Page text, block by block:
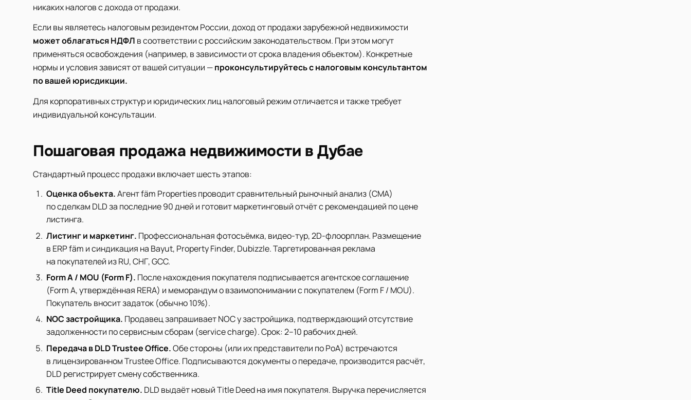
никаких налогов с дохода от продажи.
Если вы являетесь налоговым резидентом России, доход от продажи зарубежной недвижимости
может облагаться НДФЛ в соответствии с российским законодательством. При этом могут
применяться освобождения (например, в зависимости от срока владения объектом). Конкретные
нормы и условия зависят от вашей ситуации —проконсультируйтесь с налоговым консультантом
по вашей юрисдикции.
Для корпоративных структур и юридических лиц налоговый режим отличается и также требует
индивидуальной консультации.
Пошаговая продажа недвижимости в Дубае
Стандартный процесс продажи включает шесть этапов:
Оценка объекта.Агент fäm Properties проводит сравнительный рыночный анализ (CMA)
по сделкам DLD за последние 90 дней и готовит маркетинговый отчёт с рекомендацией по цене
листинга.
Листинг и маркетинг. Профессиональная фотосъёмка, видео-тур, 2D-флоорплан. Размещение
в ERP fäm и синдикация на Bayut, Property Finder, Dubizzle. Таргетированная реклама
на покупателей из RU, СНГ, GCC.
Form A / MOU (Form F). После нахождения покупателя подписывается агентское соглашение
(Form A, утверждённая RERA) и меморандум о взаимопонимании с покупателем (Form F / MOU).
Покупатель вносит задаток (обычно 10%).
NOC застройщика. Продавец запрашивает NOC у застройщика, подтверждающий отсутствие
задолженности по сервисным сборам (service charge). Срок: 2–10 рабочих дней.
Передача в DLD Trustee Office.Обе стороны (или их представители по PoA) встречаются
в лицензированном Trustee Office. Подписываются документы о передаче, производится расчёт,
DLD регистрирует смену собственника.
Title Deed покупателю. DLD выдаёт новый Title Deed на имя покупателя. Выручка перечисляется